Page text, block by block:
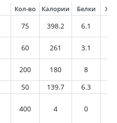
Кол-во Калории Белки
75 398.2 6.1
60 261 3.1
200 180 8
50 139.7 6.3
400 4 0